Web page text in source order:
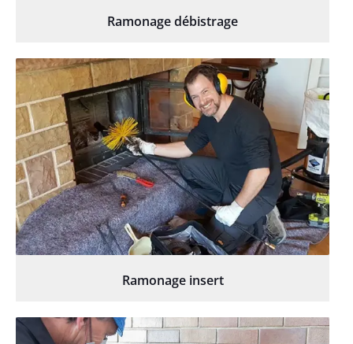
Ramonage débistrage
Ramonage insert